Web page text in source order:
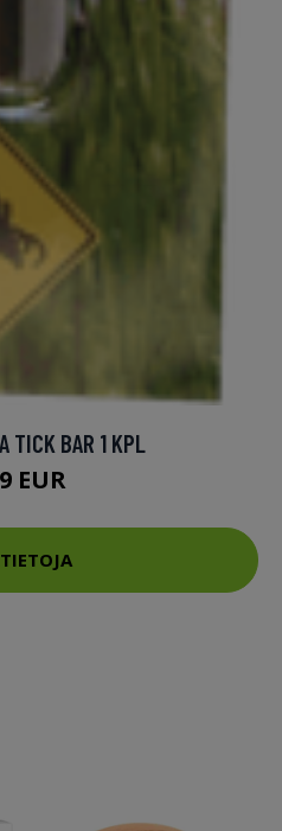
TICK BAR 1 KPL
EUR